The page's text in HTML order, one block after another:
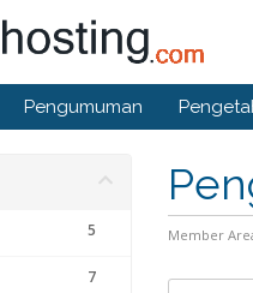
Pengumuman
Member
5
7